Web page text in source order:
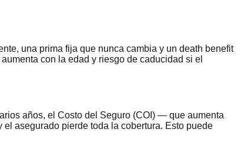
una prima fija que nunca cambia y un death benefit
con la edad y riesgo de caducidad si el
años, el Costo del Seguro (COI) — que aumenta
asegurado pierde toda la cobertura. Esto puede